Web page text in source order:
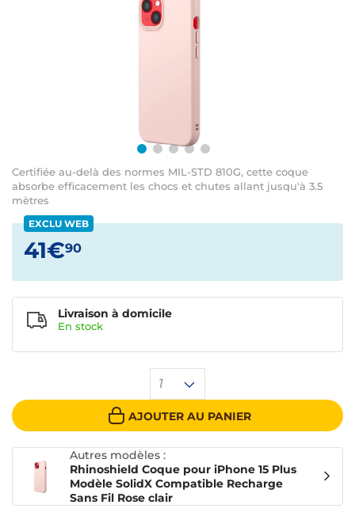
Certifiée au-delà des normes MIL-STD 810G, cette coque
absorbe efficacement les chocs et chutes allant jusqu'à 3.5
mètres
EXCLU WEB
41€90
1
AJOUTER AU PANIER
Livraison à domicile
En stock
Autres modèles :
Rhinoshield Coque pour iPhone 15 Plus
Modèle SolidX Compatible Recharge
Sans Fil Rose clair